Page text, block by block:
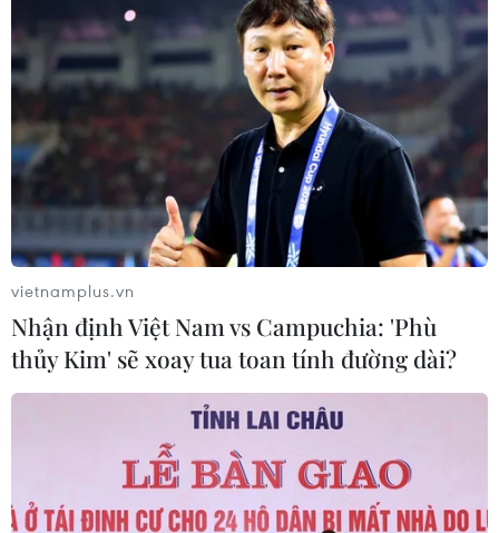
vietnamplus.vn
Nhận định Việt Nam vs Campuchia: 'Phù
thủy Kim' sẽ xoay tua toan tính đường dài?